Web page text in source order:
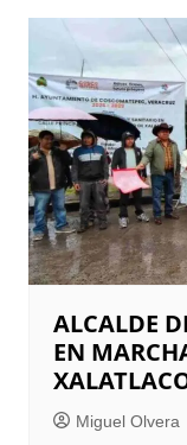
ALCALDE
EN
Miguel Olvera